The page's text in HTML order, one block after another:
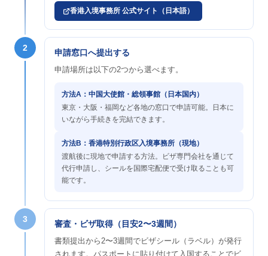
香港入境事務所 公式サイト（日本語）
2 申請窓口へ提出する
申請場所は以下の2つから選べます。
方法A：中国大使館・総領事館（日本国内）
東京・大阪・福岡など各地の窓口で申請可能。日本に
いながら手続きを完結できます。
方法B：香港特別行政区入境事務所（現地）
渡航後に現地で申請する方法。ビザ専門会社を通じて
代行申請し、シールを国際宅配便で受け取ることも可
能です。
3 審査・ビザ取得（目安2〜3週間 ）
書類提出から2〜3週間でビザシール（ラベル）が発行
されます。パスポートに貼り付けて入国することでビ